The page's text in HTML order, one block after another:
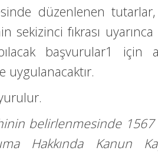
düzenlenen tutarlar,
sekizinci fıkrası
başvurular1 için
uygulanacaktır.
belirlenmesinde 1567
Hakkında Kanun